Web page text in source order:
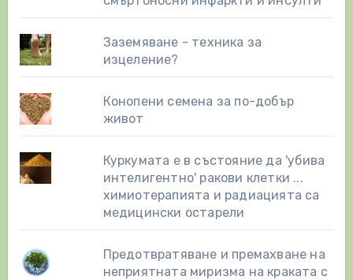
Заземяване - техника за
изцеление?
Конопени семена за по-добър
живот
Куркумата е в състояние да 'убива
интелигентно' ракови клетки ...
химиотерапията и радиацията са
медицински остарели
Предотвратяване и премахване на
неприятната миризма на краката с